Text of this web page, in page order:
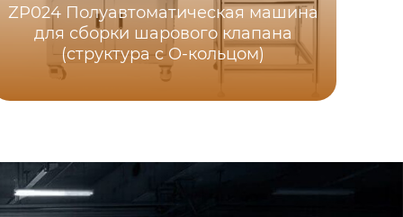
ZP024 Полуавтоматическая машина
для сборки шарового клапана
(структура с O-кольцом)